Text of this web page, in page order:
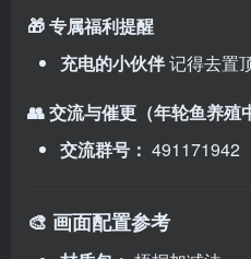
🎁 专属福利提醒
充电的小伙伴记得去置
👥 交流与催更（年轮鱼养殖
交流群号： 491171942
🎨 画面配置参考